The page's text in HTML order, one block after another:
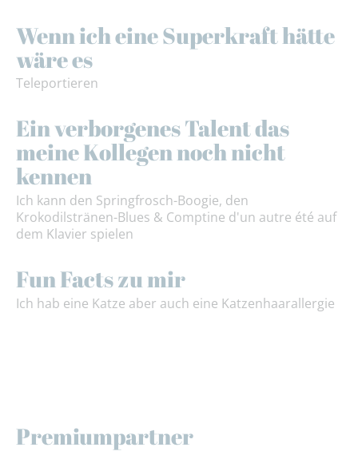
Wenn ich eine Superkraft hätte
wäre es
Teleportieren
Ein verborgenes Talent das
meine Kollegen noch nicht
kennen
Ich kann den Springfrosch-Boogie, den
Krokodilstränen-Blues & Comptine d'un autre été auf
dem Klavier spielen
Fun Facts zu mir
Ich hab eine Katze aber auch eine Katzenhaarallergie
Premiumpartner